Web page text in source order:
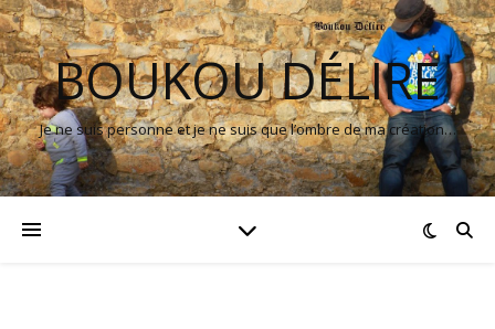
BOUKOU DÉLIRE
Je ne suis personne et je ne suis que l’ombre de ma création…